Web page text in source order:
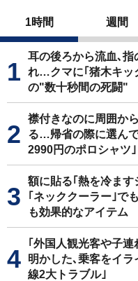
1時間 週間
耳の後ろから流血､指
れ…クマに｢猪木キッ
の"数十秒間の死闘"
襟付きなのに周囲か
る…帰省の際に選ん
2990円のポロシャツ｣
額に貼る｢熱を冷ます
｢ネッククーラー｣で
も効果的なアイテム
｢外国人観光客や子
明かした､乗客をイ
線2大トラブル｣